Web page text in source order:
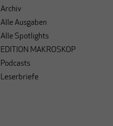
Archiv
Alle Ausgaben
Alle Spotlights
EDITION MAKROSKOP
Podcasts
Leserbriefe